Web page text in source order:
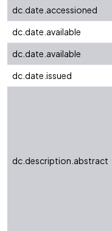
dc.date.accessioned
dc.date.available
dc.date.available
dc.date.issued
dc.description.abstract